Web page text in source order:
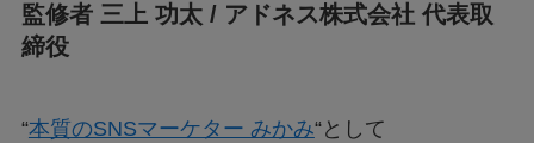
監修者 三上 功太 / アドネス株式会社 代表取
締役
“本質のSNSマーケター みかみ“として